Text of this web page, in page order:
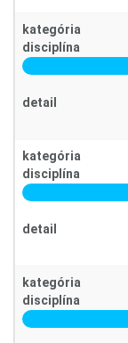
kategória
disciplína
detail
kategória
disciplína
detail
kategória
disciplína